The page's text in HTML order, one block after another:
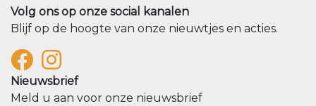
Volg ons op onze social kanalen
Blijf op de hoogte van onze nieuwtjes en acties.
Nieuwsbrief
Meld u aan voor onze nieuwsbrief